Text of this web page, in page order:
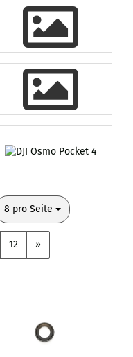
8 pro Seite
pro Seite
12 »